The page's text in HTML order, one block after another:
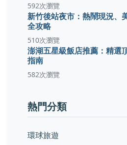
592次瀏覽
新竹後站夜市：熱鬧現況、
全攻略
510次瀏覽
澎湖五星級飯店推薦：精選
指南
582次瀏覽
熱門分類
環球旅遊